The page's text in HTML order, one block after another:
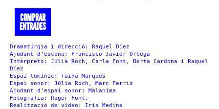
COMPRAR
ENTRADES
Dramatúrgia i direcció: Raquel Díez
Ajudant d’escena: Francisco Javier Ortega
Intèrprets: Júlia Roch, Carla Font, Berta Cardona i Raquel
Díez
Espai lumínic: Taïna Marquès
Espai sonor: Júlia Roch, Marc Ferriz
Ajudant d’espai sonor: Malanima
Fotografia: Roger Font.
Realització de video: Iris Medina